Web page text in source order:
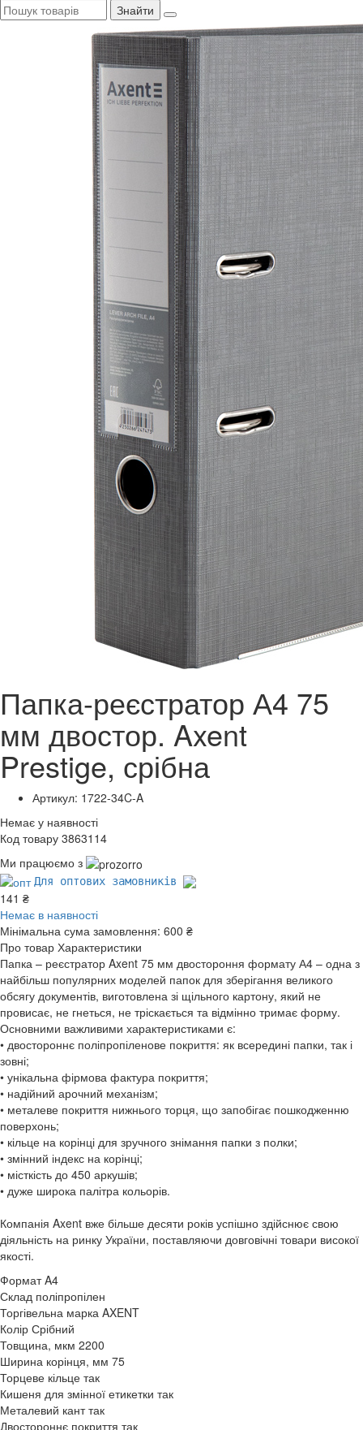
Знайти
Папка-реєстратор А4 75
мм двостор. Axent
Prestige, срібна
Артикул: 1722-34C-A
Немає у наявності
Код товару 3863114
Ми працюємо з
Для оптових замовників
141 ₴
Немає в наявності
Мінімальна сума замовлення: 600 ₴
Про товар Характеристики
Папка – реєстратор Axent 75 мм двостороння формату А4 – одна з
найбільш популярних моделей папок для зберігання великого
обсягу документів, виготовлена зі щільного картону, який не
провисає, не гнеться, не тріскається та відмінно тримає форму.
Основними важливими характеристиками є:
• двостороннє поліпропіленове покриття: як всередині папки, так і
зовні;
• унікальна фірмова фактура покриття;
• надійний арочний механізм;
• металеве покриття нижнього торця, що запобігає пошкодженню
поверхонь;
• кільце на корінці для зручного знімання папки з полки;
• змінний індекс на корінці;
• місткість до 450 аркушів;
• дуже широка палітра кольорів.
Компанія Axent вже більше десяти років успішно здійснює свою
діяльність на ринку України, поставляючи довговічні товари високої
якості.
Формат A4
Склад поліпропілен
Торгівельна марка AXENT
Колір Срібний
Товщина, мкм 2200
Ширина корінця, мм 75
Торцеве кільце так
Кишеня для змінної етикетки так
Металевий кант так
Двостороннє покриття так